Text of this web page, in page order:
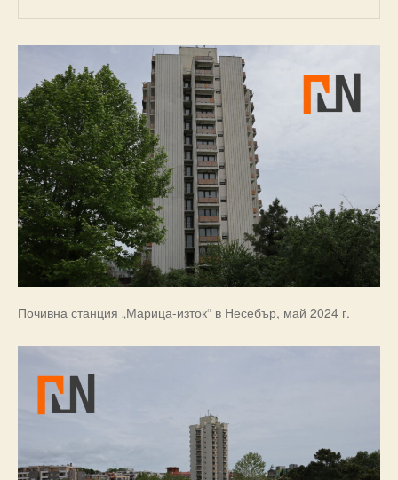
Почивна станция „Марица-изток“ в Несебър, май 2024 г.